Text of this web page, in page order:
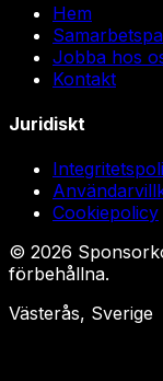
Hem
Jobba hos
Kontakt
Juridiskt
Cookiepolicy
© 2026
förbehållna.
Västerås, Sverige